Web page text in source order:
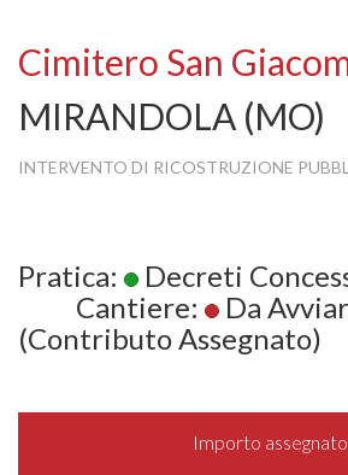
SI
Cimitero San
MIRANDOLA (MO)
INTERVENTO DI RICOSTRUZIONE
Pratica: Decreti
Cantiere:
Da
(Contributo Assegnato)
Importo assegnato